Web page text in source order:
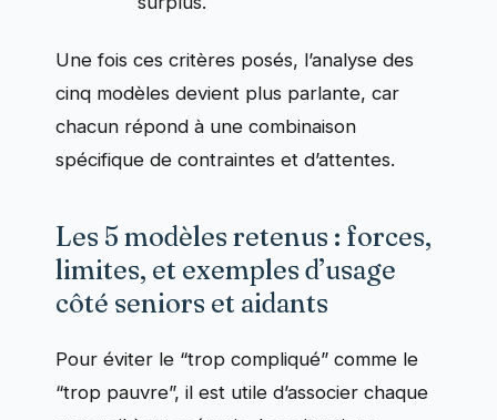
Une fois ces critères posés, l’analyse des
cinq modèles devient plus parlante, car
chacun répond à une combinaison
spécifique de contraintes et d’attentes.
Les 5 modèles retenus : forces,
limites, et exemples d’usage
côté seniors et aidants
Pour éviter le “trop compliqué” comme le
“trop pauvre”, il est utile d’associer chaque